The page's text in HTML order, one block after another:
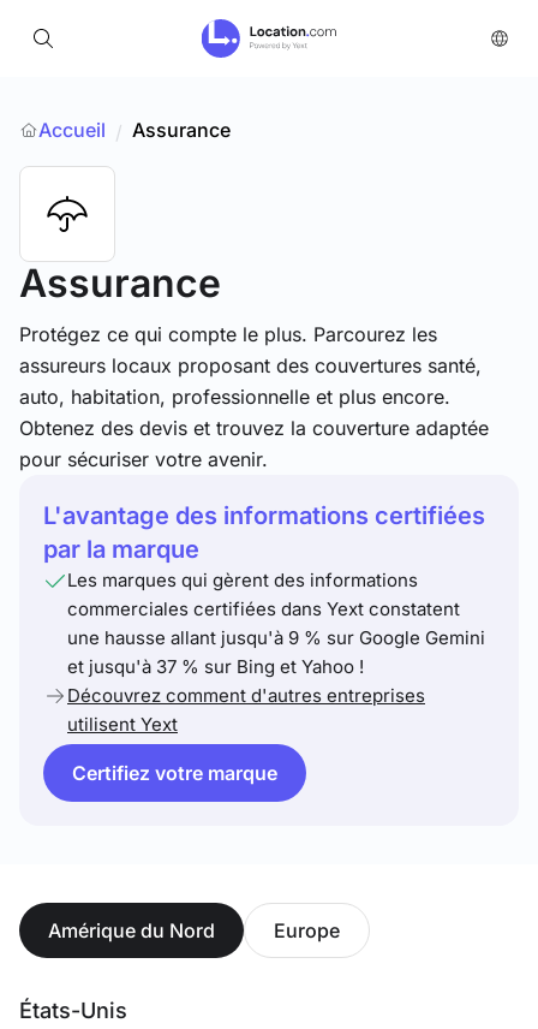
Accueil / Assurance
Assurance
Protégez ce qui compte le plus. Parcourez les
assureurs locaux proposant des couvertures santé,
auto, habitation, professionnelle et plus encore.
Obtenez des devis et trouvez la couverture adaptée
pour sécuriser votre avenir.
L'avantage des informations certifiées
par la marque
Les marques qui gèrent des informations
commerciales certifiées dans Yext constatent
une hausse allant jusqu'à 9 % sur Google Gemini
et jusqu'à 37 % sur Bing et Yahoo !
Découvrez comment d'autres entreprises
utilisent Yext
Certifiez votre marque
Amérique du Nord Europe
États-Unis